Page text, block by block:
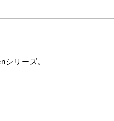
リーズ。